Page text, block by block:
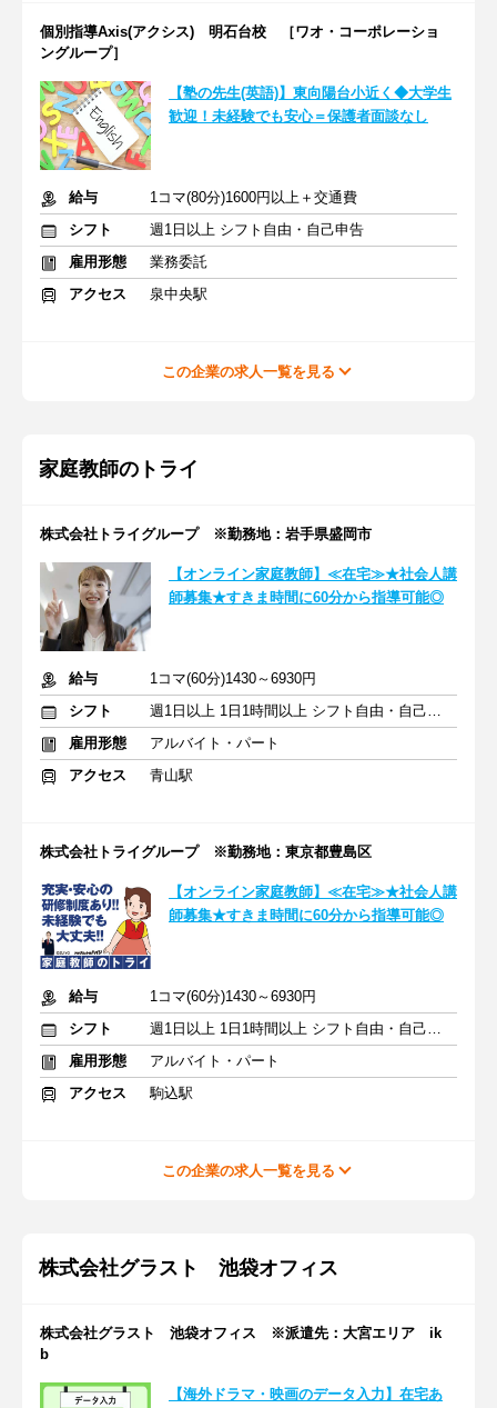
個別指導Axis(アクシス) 明石台校 ［ワオ・コーポレーショ
ングループ］
【塾の先生(英語)】東向陽台小近く◆大学生
歓迎！未経験でも安心＝保護者面談なし
給与
1コマ(80分)1600円以上＋交通費
シフト
週1日以上 シフト自由・自己申告
雇用形態
業務委託
アクセス
泉中央駅
この企業の求人一覧を見る
家庭教師のトライ
株式会社トライグループ ※勤務地：岩手県盛岡市
【オンライン家庭教師】≪在宅≫★社会人講
師募集★すきま時間に60分から指導可能◎
給与
1コマ(60分)1430～6930円
シフト
週1日以上 1日1時間以上 シフト自由・自己申告
雇用形態
アルバイト・パート
アクセス
青山駅
株式会社トライグループ ※勤務地：東京都豊島区
【オンライン家庭教師】≪在宅≫★社会人講
師募集★すきま時間に60分から指導可能◎
給与
1コマ(60分)1430～6930円
シフト
週1日以上 1日1時間以上 シフト自由・自己申告
雇用形態
アルバイト・パート
アクセス
駒込駅
この企業の求人一覧を見る
株式会社グラスト 池袋オフィス
株式会社グラスト 池袋オフィス ※派遣先：大宮エリア ik
b
【海外ドラマ・映画のデータ入力】在宅あ